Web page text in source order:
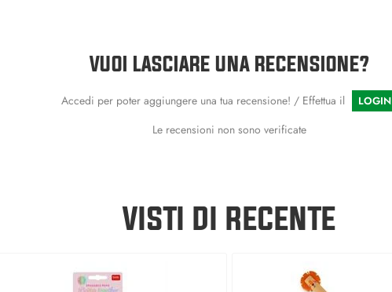
VUOI LASCIARE UNA RECENSIONE?
Accedi per poter aggiungere una tua recensione! / Effettua il LOGIN
Le recensioni non sono verificate
VISTI DI RECENTE